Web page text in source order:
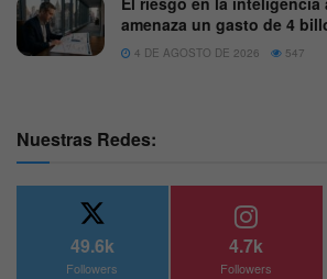
amenaza un gasto de 4
4 DE AGOSTO DE 2026 547
Nuestras Redes:
49.6k
Followers
4.7k
Followers